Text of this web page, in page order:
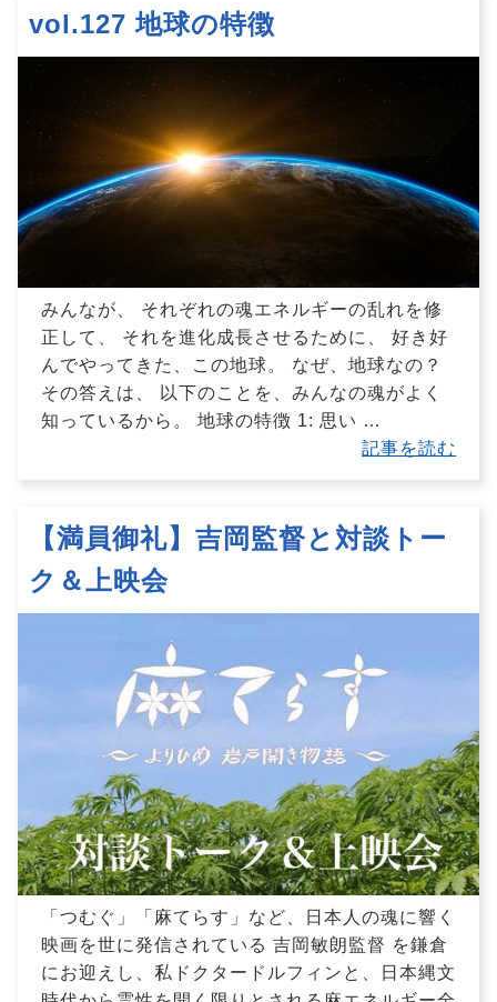
vol.127 地球の特徴
みんなが、 それぞれの魂エネルギーの乱れを修
正して、 それを進化成長させるために、 好き好
んでやってきた、この地球。 なぜ、地球なの？
その答えは、 以下のことを、みんなの魂がよく
知っているから。 地球の特徴 1: 思い …
記事を読む
【満員御礼】吉岡監督と対談トー
ク＆上映会
「つむぐ」「麻てらす」など、日本人の魂に響く
映画を世に発信されている 吉岡敏朗監督 を鎌倉
にお迎えし、私ドクタードルフィンと、日本縄文